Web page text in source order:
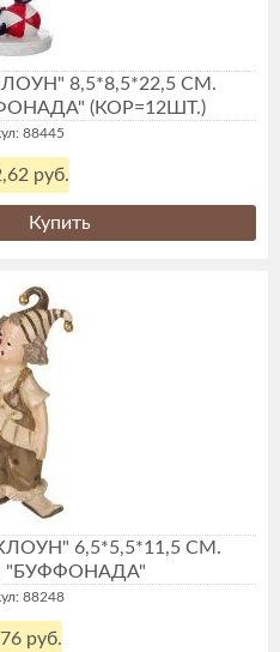
8,5*8,5*22,5 СМ.
(КОР=12ШТ.)
88445
руб.
Купить
6,5*5,5*11,5 СМ.
"БУФФОНАДА"
88248
руб.